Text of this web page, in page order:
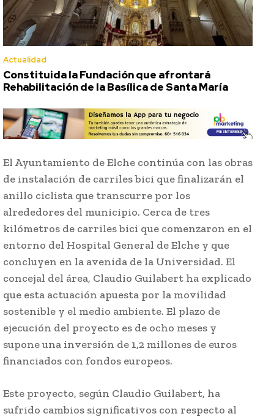
Actualidad
Constituida la Fundación que afrontará
Rehabilitación de la Basílica de Santa María
El Ayuntamiento de Elche continúa con las obras
de instalación de carriles bici que finalizarán el
anillo ciclista que transcurre por los
alrededores del municipio. Cerca de tres
kilómetros de carriles bici que comenzaron en el
entorno del Hospital General de Elche y que
concluyen en la avenida de la Universidad. El
concejal del área, Claudio Guilabert ha explicado
que esta actuación apuesta por la movilidad
sostenible y el medio ambiente. El plazo de
ejecución del proyecto es de ocho meses y
supone una inversión de 1,2 millones de euros
financiados con fondos europeos.
Este proyecto, según Claudio Guilabert, ha
sufrido cambios significativos con respecto al